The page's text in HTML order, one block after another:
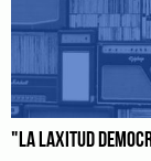
"LA LAXITUD